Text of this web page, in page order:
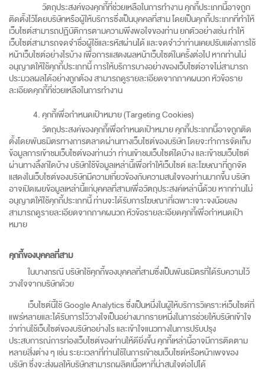
วัตถุประสงค์ของคุกกี้ที่ช่วยเหลือในการทำงาน คุกกี้ประเภทนี้อาจถูก
ติดตั้งไว้โดยบริษัทหรือผู้ให้บริการซึ่งเป็นบุคคลที่สาม โดยเป็นคุกกี้ประเภทที่ทำให้
เว็บไซต์สามารถปฏิบัติการตามความพึงพอใจของท่าน ยกตัวอย่างเช่น ทำให้
เว็บไซต์สามารถจดจำชื่อผู้ใช้และรหัสผ่านได้ และจดจำว่าท่านเคยปรับแต่งการใช้
หน้าเว็บไซต์อย่างไรบ้าง เพื่อการแสดงผลหน้าเว็บไซต์ในครั้งต่อไป หากท่านไม่
อนุญาตให้ใช้คุกกี้ประเภทนี้ การให้บริการบางอย่างของเว็บไซต์อาจไม่สามารถ
ประมวลผลได้อย่างถูกต้อง สามารถดูรายละเอียดจากภาคผนวก หัวข้อราย
ละเอียดคุกกี้ที่ช่วยเหลือในการทำงาน
คุกกี้เพื่อกำหนดเป้าหมาย (Targeting Cookies)
วัตถุประสงค์ของคุกกี้เพื่อกำหนดเป้าหมาย คุกกี้ประเภทนี้อาจถูกติด
ตั้งโดยพันธมิตรทางการตลาดผ่านทางเว็บไซต์ของบริษัท โดยจะทำการจัดเก็บ
ข้อมูลการเข้าชมเว็บไซต์ของท่านว่า ท่านเข้าชมเว็บไซต์ใดบ้าง และเข้าชมเว็บไซต์
ผ่านทางลิ้งก์ใดบ้าง บริษัทใช้ข้อมูลเหล่านี้เพื่อทำให้เว็บไซต์ และโฆษณาที่ถูกจัด
แสดงในเว็บไซต์ของบริษัทมีความเกี่ยวข้องกับความสนใจของท่านมากขึ้น บริษัท
อาจเปิดเผยข้อมูลเหล่านี้แก่บุคคลที่สามเพื่อวัตถุประสงค์เหล่านี้ด้วย หากท่านไม่
อนุญาตให้ใช้คุกกี้ประเภทนี้ ท่านจะได้รับการโฆษณาที่เฉพาะเจาะจงน้อยลง
สามารถดูรายละเอียดจากภาคผนวก หัวข้อรายละเอียดคุกกี้เพื่อกำหนดเป้า
หมาย
คุกกี้ของบุคคลที่สาม
ในบางกรณี บริษัทใช้คุกกี้ของบุคคลที่สามซึ่งเป็นพันธมิตรที่ได้รับความไว้
วางใจจากบริษัทด้วย
เว็บไซต์นี้ใช้ Google Analytics ซึ่งเป็นหนึ่งในผู้ให้บริการวิเคราะห์เว็บไซต์ที่
แพร่หลายและได้รับการไว้วางใจเป็นอย่างมากรายหนึ่งในการช่วยให้บริษัทเข้าใจ
ว่าท่านใช้เว็บไซต์ของบริษัทอย่างไร และเข้าใจแนวทางในการปรับปรุง
ประสบการณ์การท่องเว็บไซต์ของท่านให้ดียิ่งขึ้น คุกกี้เหล่านี้อาจมีการติดตาม
หลายสิ่งต่าง ๆ เช่น ระยะเวลาที่ท่านใช้ในการเข้าชมเว็บไซต์หรือหน้าเพจของ
บริษัท ซึ่งจะส่งผลให้บริษัทสามารถผลิตเนื้อหาที่น่าสนใจต่อไปได้